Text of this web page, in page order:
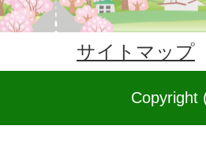
サイトマップ
Copyright